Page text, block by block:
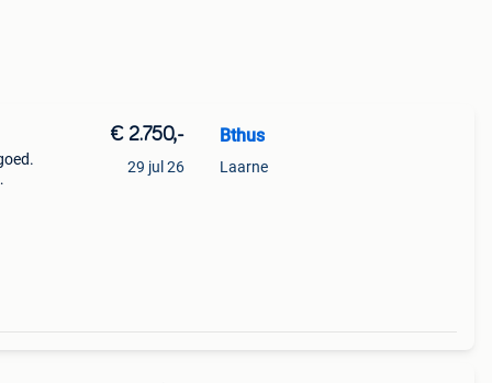
€ 2.750,-
29 jul 26
Bthus
Laarne